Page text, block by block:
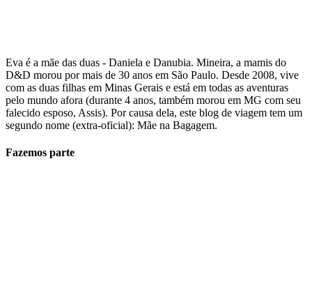
Eva é a mãe das duas - Daniela e Danubia. Mineira, a mamis do
D&D morou por mais de 30 anos em São Paulo. Desde 2008, vive
com as duas filhas em Minas Gerais e está em todas as aventuras
pelo mundo afora (durante 4 anos, também morou em MG com seu
falecido esposo, Assis). Por causa dela, este blog de viagem tem um
segundo nome (extra-oficial): Mãe na Bagagem.
Fazemos parte